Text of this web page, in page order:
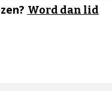
Word dan lid